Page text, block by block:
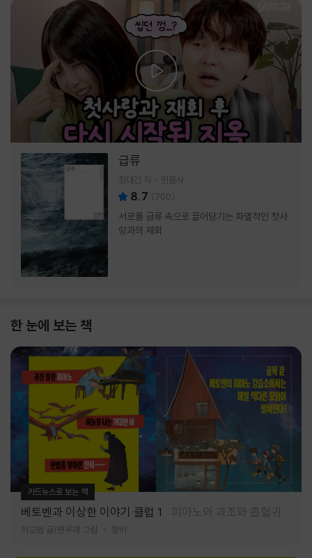
급류
정대건 저 민음사
8.7 (700)
서로를 급류 속으로 끌어당기는 파멸적인 첫사
랑과의 재회
한 눈에 보는 책
카드뉴스로 보는 책
베토벤과 이상한 이야기 클럽 1 피아노와 괴조와 흡혈귀
허교범 글/변우재 그림 창비